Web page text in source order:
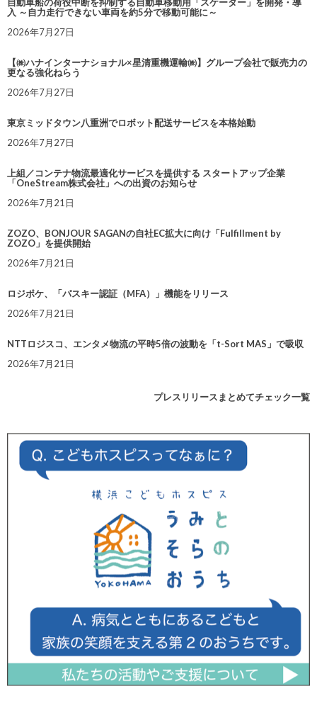
自動車船の荷役中断を抑制する自動車移動用「スケーター」を開発・導
入 ～自力走行できない車両を約5分で移動可能に～
2026年7月27日
【㈱ハナインターナショナル×星清重機運輸㈱】グループ会社で販売力の
更なる強化ねらう
2026年7月27日
東京ミッドタウン八重洲でロボット配送サービスを本格始動
2026年7月27日
上組／コンテナ物流最適化サービスを提供する スタートアップ企業
「OneStream株式会社」への出資のお知らせ
2026年7月21日
ZOZO、BONJOUR SAGANの自社EC拡大に向け「Fulfillment by
ZOZO」を提供開始
2026年7月21日
ロジポケ、「パスキー認証（MFA）」機能をリリース
2026年7月21日
NTTロジスコ、エンタメ物流の平時5倍の波動を「t-Sort MAS」で吸収
2026年7月21日
プレスリリースまとめてチェック一覧